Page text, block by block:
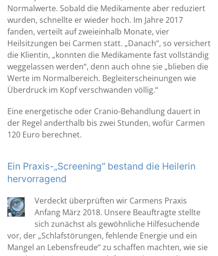
Normalwerte. Sobald die Medikamente aber reduziert
wurden, schnellte er wieder hoch. Im Jahre 2017
fanden, verteilt auf zweieinhalb Monate, vier
Heilsitzungen bei Carmen statt. „Danach“, so versichert
die Klientin, „konnten die Medikamente fast vollständig
weggelassen werden“, denn auch ohne sie „blieben die
Werte im Normalbereich. Begleiterscheinungen wie
Überdruck im Kopf verschwanden völlig.“
Eine energetische oder Cranio-Behandlung dauert in
der Regel anderthalb bis zwei Stunden, wofür Carmen
120 Euro berechnet.
Ein Praxis-„Screening“ bestand die Heilerin
hervorragend
Verdeckt überprüften wir Carmens Praxis
Anfang März 2018. Unsere Beauftragte stellte
sich zunächst als gewöhnliche Hilfesuchende
vor, der „Schlafstörungen, fehlende Energie und ein
Mangel an Lebensfreude“ zu schaffen machten, wie sie